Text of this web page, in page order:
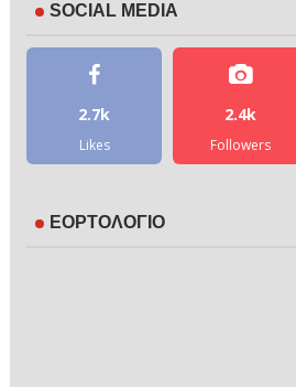
SOCIAL MEDIA
2.7k
Likes
2.4k
Followers
ΕΟΡΤΟΛΟΓΙΟ